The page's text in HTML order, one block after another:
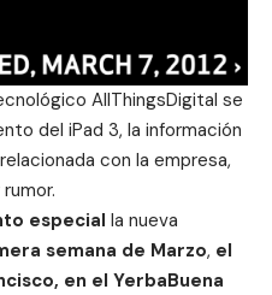
AllThingsDigital se
del iPad 3, la información
con la empresa,
especial la nueva
semana de Marzo, el
en el YerbaBuena